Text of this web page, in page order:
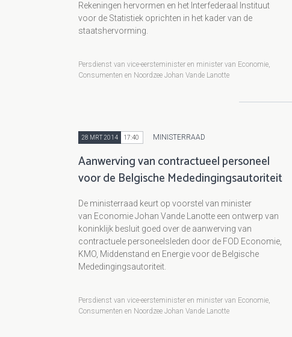
Rekeningen hervormen en het Interfederaal Instituut
voor de Statistiek oprichten in het kader van de
staatshervorming.
Persdienst van vice-eersteminister en minister van Economie,
Consumenten en Noordzee Johan Vande Lanotte
28 MRT 2014 17:40 MINISTERRAAD
Aanwerving van contractueel personeel
voor de Belgische Mededingingsautoriteit
De ministerraad keurt op voorstel van minister
van Economie Johan Vande Lanotte een ontwerp van
koninklijk besluit goed over de aanwerving van
contractuele personeelsleden door de FOD Economie,
KMO, Middenstand en Energie voor de Belgische
Mededingingsautoriteit.
Persdienst van vice-eersteminister en minister van Economie,
Consumenten en Noordzee Johan Vande Lanotte